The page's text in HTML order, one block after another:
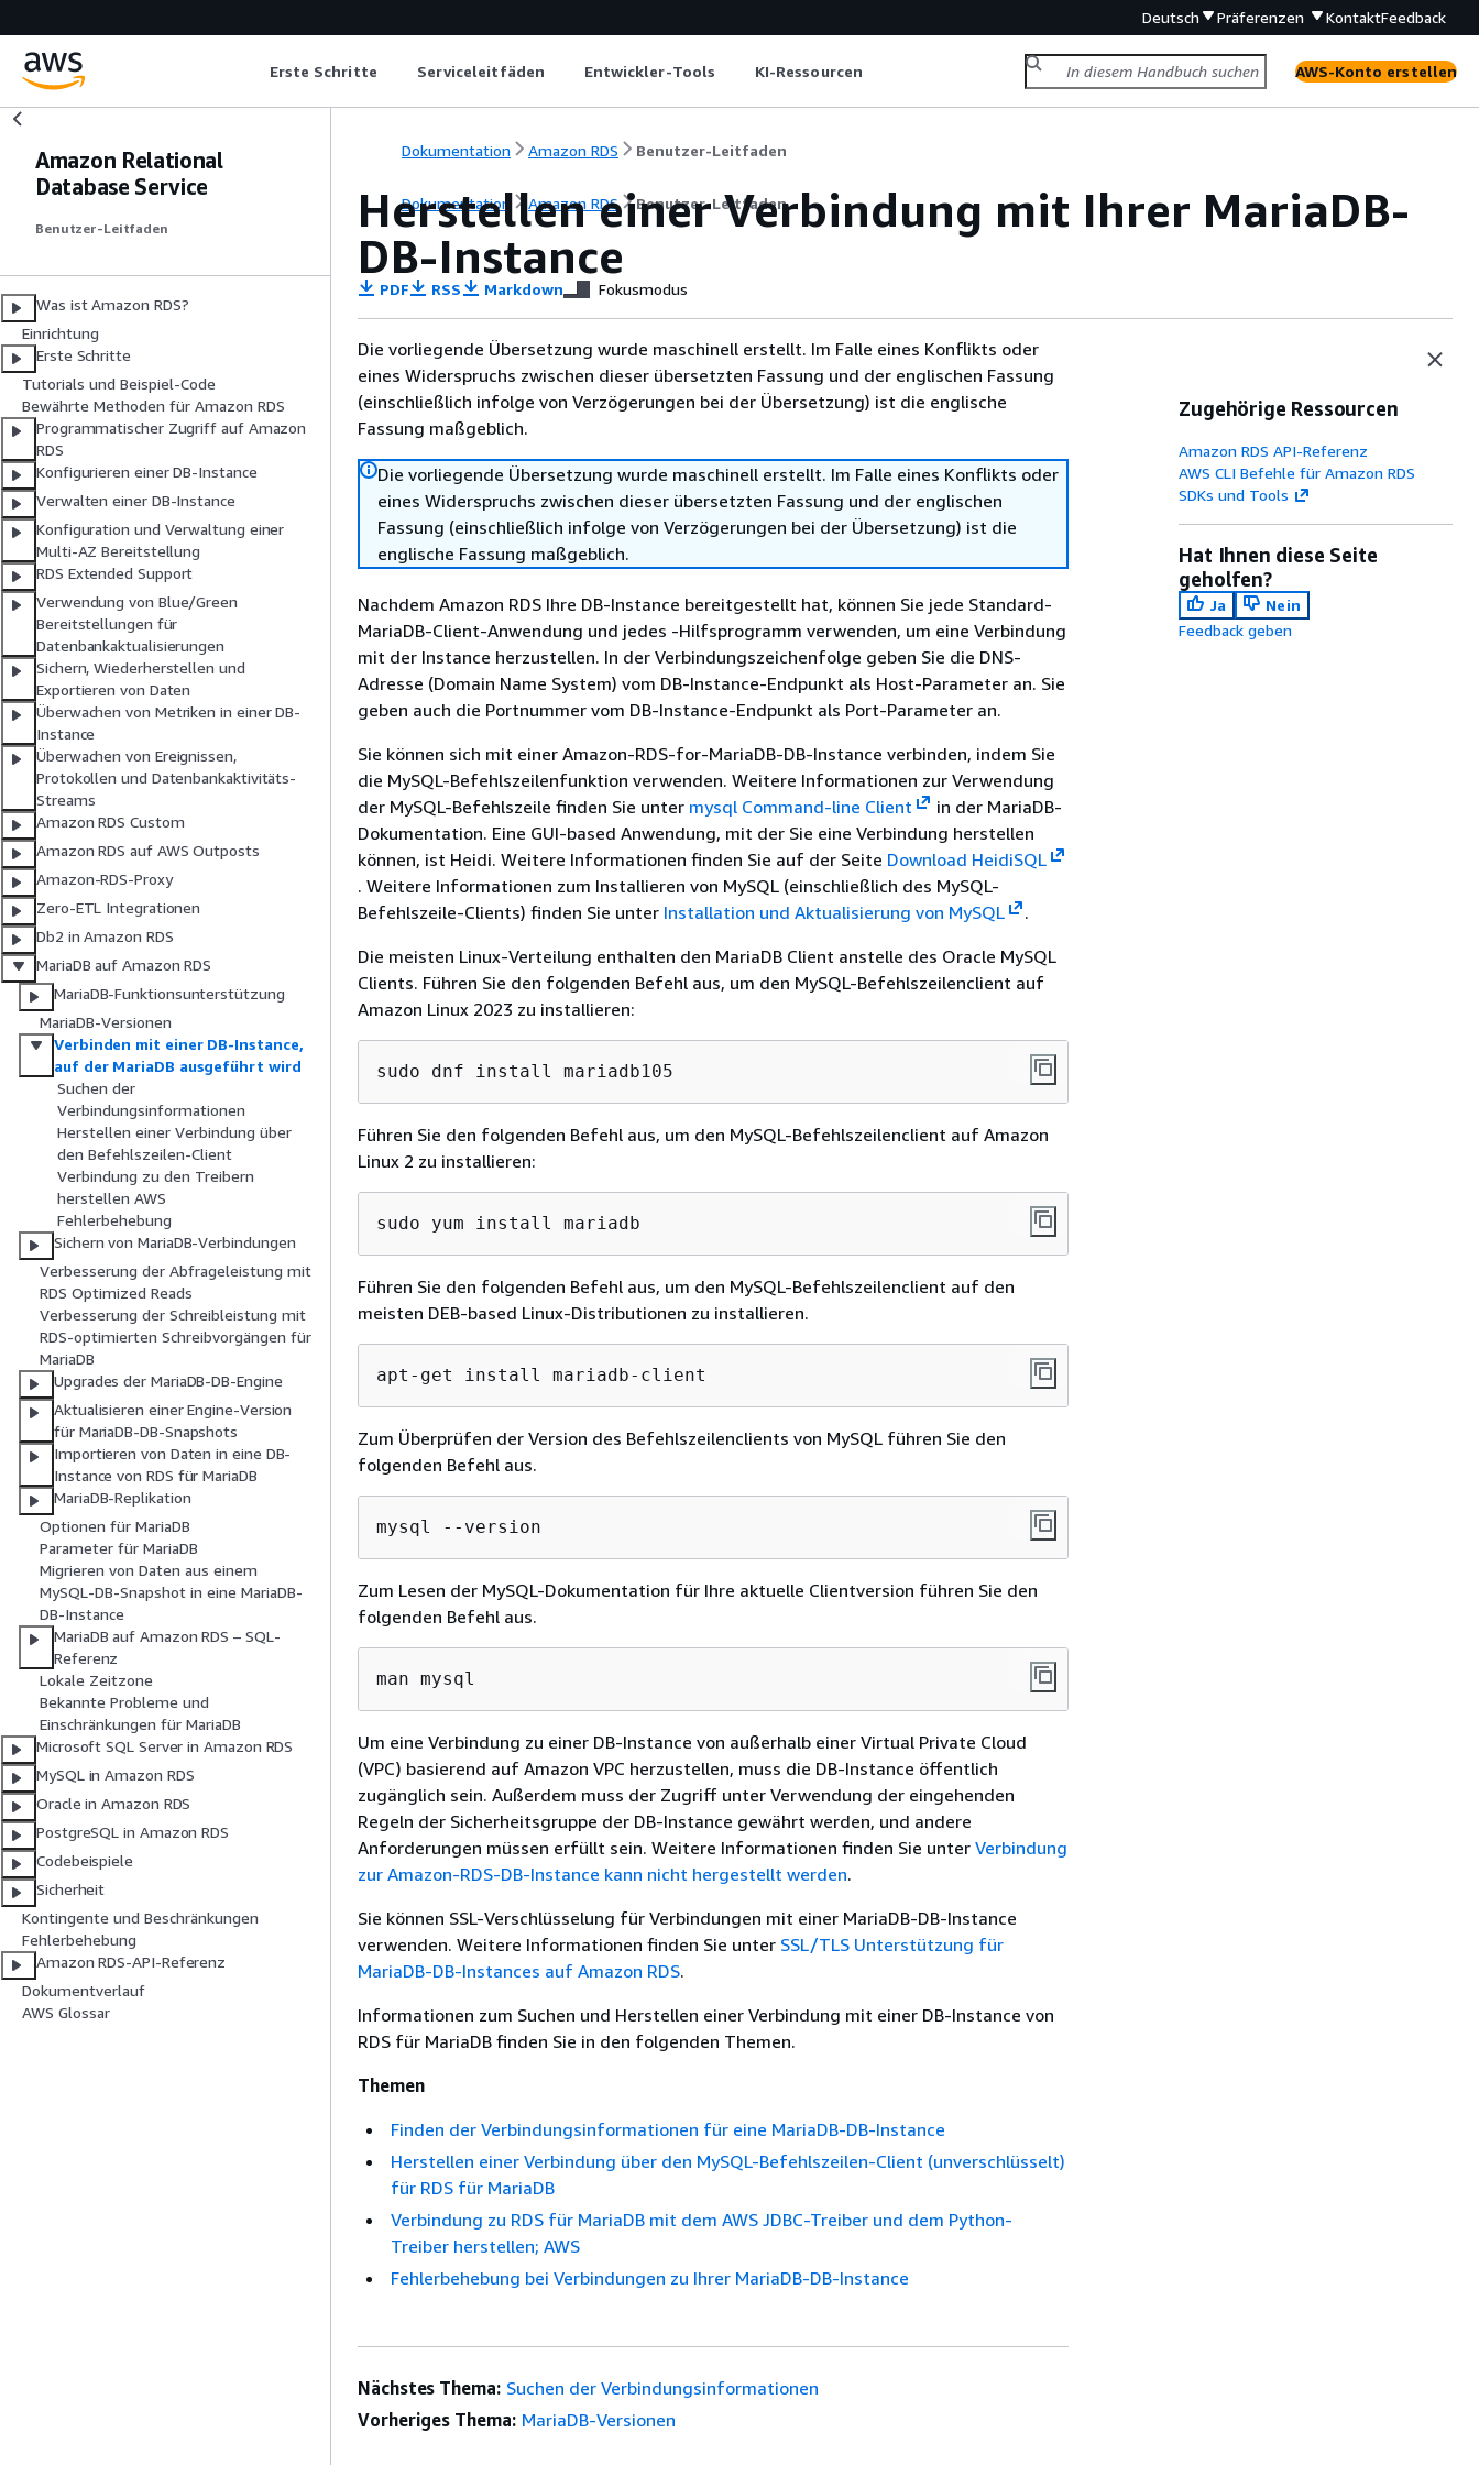
Deutsch Präferenzen KontaktFeedback
Erste Schritte Serviceleitfäden Entwickler-Tools KI-Ressourcen AWS-Konto erstellen
Amazon Relational
Database Service
Benutzer-Leitfaden
Was ist Amazon RDS?
Einrichtung
Erste Schritte
Tutorials und Beispiel-Code
Bewährte Methoden für Amazon RDS
Programmatischer Zugriff auf Amazon
RDS
Konfigurieren einer DB-Instance
Verwalten einer DB-Instance
Konfiguration und Verwaltung einer
Multi-AZ Bereitstellung
RDS Extended Support
Verwendung von Blue/Green
Bereitstellungen für
Datenbankaktualisierungen
Sichern, Wiederherstellen und
Exportieren von Daten
Überwachen von Metriken in einer DB-
Instance
Überwachen von Ereignissen,
Protokollen und Datenbankaktivitäts-
Streams
Amazon RDS Custom
Amazon RDS auf AWS Outposts
Amazon-RDS-Proxy
Zero-ETL Integrationen
Db2 in Amazon RDS
MariaDB auf Amazon RDS
MariaDB-Funktionsunterstützung
MariaDB-Versionen
Verbinden mit einer DB-Instance,
auf der MariaDB ausgeführt wird
Suchen der
Verbindungsinformationen
Herstellen einer Verbindung über
den Befehlszeilen-Client
Verbindung zu den Treibern
herstellen AWS
Fehlerbehebung
Sichern von MariaDB-Verbindungen
Verbesserung der Abfrageleistung mit
RDS Optimized Reads
Verbesserung der Schreibleistung mit
RDS-optimierten Schreibvorgängen für
MariaDB
Upgrades der MariaDB-DB-Engine
Aktualisieren einer Engine-Version
für MariaDB-DB-Snapshots
Importieren von Daten in eine DB-
Instance von RDS für MariaDB
MariaDB-Replikation
Optionen für MariaDB
Parameter für MariaDB
Migrieren von Daten aus einem
MySQL-DB-Snapshot in eine MariaDB-
DB-Instance
MariaDB auf Amazon RDS – SQL-
Referenz
Lokale Zeitzone
Bekannte Probleme und
Einschränkungen für MariaDB
Microsoft SQL Server in Amazon RDS
MySQL in Amazon RDS
Oracle in Amazon RDS
PostgreSQL in Amazon RDS
Codebeispiele
Sicherheit
Kontingente und Beschränkungen
Fehlerbehebung
Amazon RDS-API-Referenz
Dokumentverlauf
AWS Glossar
Dokumentation Amazon RDS Benutzer-Leitfaden
Dokumentation Amazon RDS Benutzer-Leitfaden
Herstellen einer Verbindung mit Ihrer MariaDB-
DB-Instance
PDF RSS Markdown Fokusmodus
Die vorliegende Übersetzung wurde maschinell erstellt. Im Falle eines Konflikts oder
eines Widerspruchs zwischen dieser übersetzten Fassung und der englischen Fassung
(einschließlich infolge von Verzögerungen bei der Übersetzung) ist die englische
Fassung maßgeblich.
Die vorliegende Übersetzung wurde maschinell erstellt. Im Falle eines Konflikts oder
eines Widerspruchs zwischen dieser übersetzten Fassung und der englischen
Fassung (einschließlich infolge von Verzögerungen bei der Übersetzung) ist die
englische Fassung maßgeblich.
Nachdem Amazon RDS Ihre DB-Instance bereitgestellt hat, können Sie jede Standard-
MariaDB-Client-Anwendung und jedes -Hilfsprogramm verwenden, um eine Verbindung
mit der Instance herzustellen. In der Verbindungszeichenfolge geben Sie die DNS-
Adresse (Domain Name System) vom DB-Instance-Endpunkt als Host-Parameter an. Sie
geben auch die Portnummer vom DB-Instance-Endpunkt als Port-Parameter an.
Sie können sich mit einer Amazon-RDS-for-MariaDB-DB-Instance verbinden, indem Sie
die MySQL-Befehlszeilenfunktion verwenden. Weitere Informationen zur Verwendung
der MySQL-Befehlszeile finden Sie unter mysql Command-line Client
in der MariaDB-
Dokumentation. Eine GUI-based Anwendung, mit der Sie eine Verbindung herstellen
können, ist Heidi. Weitere Informationen finden Sie auf der Seite Download HeidiSQL
. Weitere Informationen zum Installieren von MySQL (einschließlich des MySQL-
Befehlszeile-Clients) finden Sie unter Installation und Aktualisierung von MySQL
.
Die meisten Linux-Verteilung enthalten den MariaDB Client anstelle des Oracle MySQL
Clients. Führen Sie den folgenden Befehl aus, um den MySQL-Befehlszeilenclient auf
Amazon Linux 2023 zu installieren:
sudo dnf install mariadb105
Führen Sie den folgenden Befehl aus, um den MySQL-Befehlszeilenclient auf Amazon
Linux 2 zu installieren:
sudo yum install mariadb
Führen Sie den folgenden Befehl aus, um den MySQL-Befehlszeilenclient auf den
meisten DEB-based Linux-Distributionen zu installieren.
apt-get install mariadb-client
Zum Überprüfen der Version des Befehlszeilenclients von MySQL führen Sie den
folgenden Befehl aus.
mysql --version
Zum Lesen der MySQL-Dokumentation für Ihre aktuelle Clientversion führen Sie den
folgenden Befehl aus.
man mysql
Um eine Verbindung zu einer DB-Instance von außerhalb einer Virtual Private Cloud
(VPC) basierend auf Amazon VPC herzustellen, muss die DB-Instance öffentlich
zugänglich sein. Außerdem muss der Zugriff unter Verwendung der eingehenden
Regeln der Sicherheitsgruppe der DB-Instance gewährt werden, und andere
Anforderungen müssen erfüllt sein. Weitere Informationen finden Sie unter Verbindung
zur Amazon-RDS-DB-Instance kann nicht hergestellt werden.
Sie können SSL-Verschlüsselung für Verbindungen mit einer MariaDB-DB-Instance
verwenden. Weitere Informationen finden Sie unter SSL/TLS Unterstützung für
MariaDB-DB-Instances auf Amazon RDS.
Informationen zum Suchen und Herstellen einer Verbindung mit einer DB-Instance von
RDS für MariaDB finden Sie in den folgenden Themen.
Themen
Finden der Verbindungsinformationen für eine MariaDB-DB-Instance
Herstellen einer Verbindung über den MySQL-Befehlszeilen-Client (unverschlüsselt)
für RDS für MariaDB
Verbindung zu RDS für MariaDB mit dem AWS JDBC-Treiber und dem Python-
Treiber herstellen; AWS
Fehlerbehebung bei Verbindungen zu Ihrer MariaDB-DB-Instance
Zugehörige Ressourcen
Amazon RDS API-Referenz
AWS CLI Befehle für Amazon RDS
SDKs und Tools
Hat Ihnen diese Seite
geholfen?
Ja
Nein
Feedback geben
Nächstes Thema: Suchen der Verbindungsinformationen
Vorheriges Thema: MariaDB-Versionen